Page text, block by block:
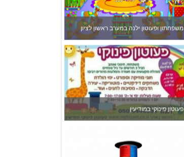
משפחתון ופעוטון ילנה במערב ראשון לציון
פעוטון פינוקי במודיעין